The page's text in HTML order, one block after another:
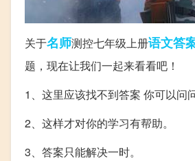
关于名师测控七年级上册语文答
题，现在让我们一起来看看吧！
1、这里应该找不到答案 你可以问
2、这样才对你的学习有帮助。
3、答案只能解决一时。